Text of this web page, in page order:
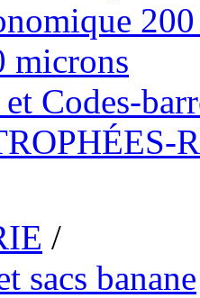
microns
Codes-
/
sacs banane